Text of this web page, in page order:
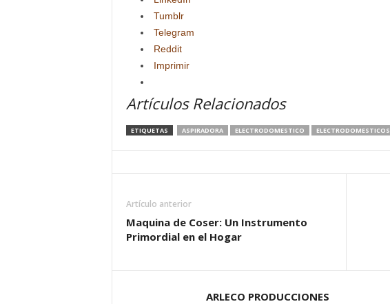
Tumblr
Telegram
Reddit
Imprimir
Artículos Relacionados
ETIQUETAS ASPIRADORA ELECTRODOMESTICO ELECTRODOMESTICOS
Artículo anterior
Maquina de Coser: Un Instrumento
Primordial en el Hogar
ARLECO PRODUCCIONES